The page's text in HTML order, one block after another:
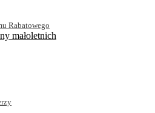
Rabatowego
małoletnich